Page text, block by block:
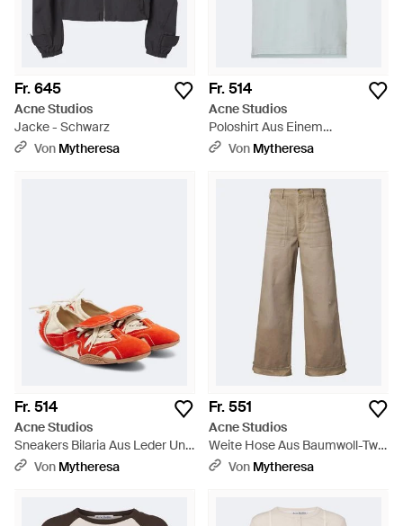
Fr. 645
Acne Studios
Jacke - Schwarz
Von Mytheresa
Fr. 514
Acne Studios
Poloshirt Aus Einem
Baumwollgemisch - Blau
Von Mytheresa
Fr. 514
Acne Studios
Sneakers Bilaria Aus Leder Und
Veloursleder - Rot
Von Mytheresa
Fr. 551
Acne Studios
Weite Hose Aus Baumwoll-Twill
- Natur
Von Mytheresa